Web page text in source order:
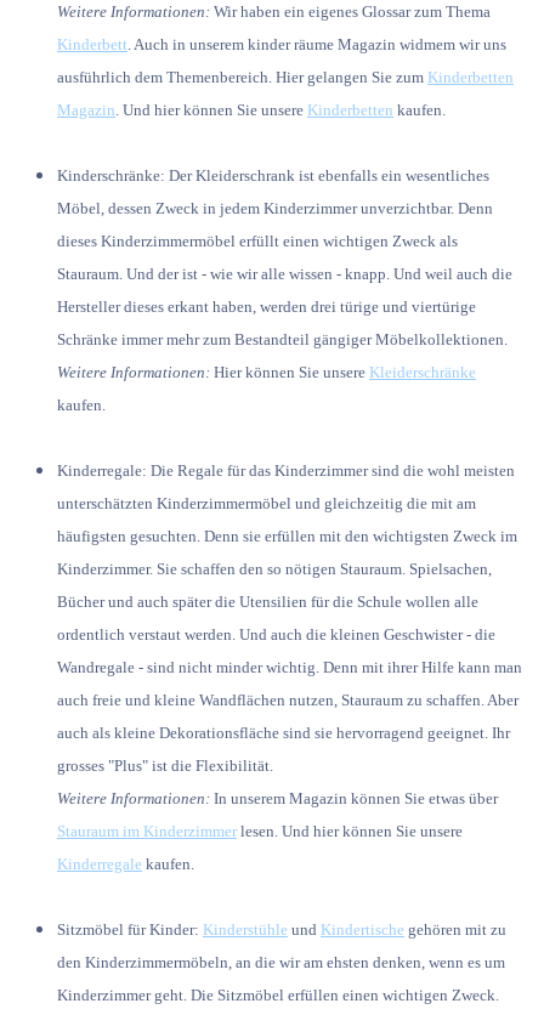
Weitere Informationen: Wir haben ein eigenes Glossar zum Thema
Kinderbett . Auch in unserem kinder räume Magazin widmem wir uns
ausführlich dem Themenbereich. Hier gelangen Sie zum Kinderbetten
Magazin . Und hier können Sie unsere Kinderbetten kaufen.
Kinderschränke: Der Kleiderschrank ist ebenfalls ein wesentliches
Möbel, dessen Zweck in jedem Kinderzimmer unverzichtbar. Denn
dieses Kinderzimmermöbel erfüllt einen wichtigen Zweck als
Stauraum. Und der ist - wie wir alle wissen - knapp. Und weil auch die
Hersteller dieses erkant haben, werden drei türige und viertürige
Schränke immer mehr zum Bestandteil gängiger Möbelkollektionen.
Weitere Informationen: Hier können Sie unsere Kleiderschränke
kaufen.
Kinderregale: Die Regale für das Kinderzimmer sind die wohl meisten
unterschätzten Kinderzimmermöbel und gleichzeitig die mit am
häufigsten gesuchten. Denn sie erfüllen mit den wichtigsten Zweck im
Kinderzimmer. Sie schaffen den so nötigen Stauraum. Spielsachen,
Bücher und auch später die Utensilien für die Schule wollen alle
ordentlich verstaut werden. Und auch die kleinen Geschwister - die
Wandregale - sind nicht minder wichtig. Denn mit ihrer Hilfe kann man
auch freie und kleine Wandflächen nutzen, Stauraum zu schaffen. Aber
auch als kleine Dekorationsfläche sind sie hervorragend geeignet. Ihr
grosses "Plus" ist die Flexibilität.
Weitere Informationen: In unserem Magazin können Sie etwas über
Stauraum im Kinderzimmer lesen. Und hier können Sie unsere
Kinderregale kaufen.
Sitzmöbel für Kinder: Kinderstühle und Kindertische gehören mit zu
den Kinderzimmermöbeln, an die wir am ehsten denken, wenn es um
Kinderzimmer geht. Die Sitzmöbel erfüllen einen wichtigen Zweck.